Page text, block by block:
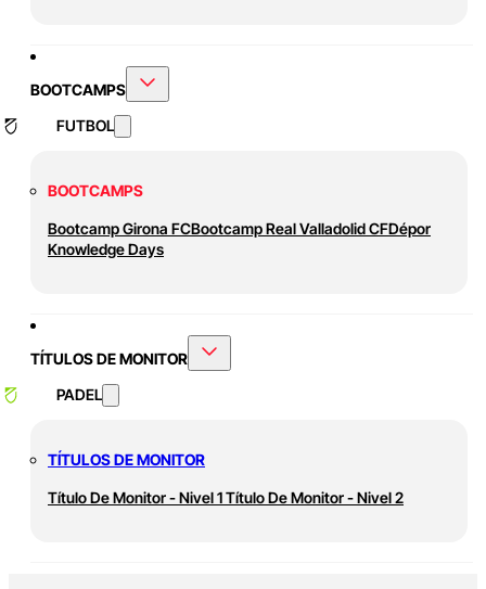
BOOTCAMPS
FUTBOL
BOOTCAMPS
Bootcamp Girona FCBootcamp Real Valladolid CFDépor
Knowledge Days
TÍTULOS DE MONITOR
PADEL
TÍTULOS DE MONITOR
Título De Monitor - Nivel 1Título De Monitor - Nivel 2